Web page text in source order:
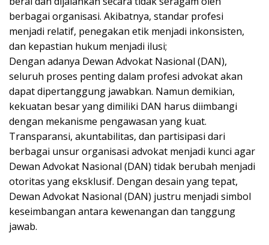
berbagai organisasi. Akibatnya, standar profesi
menjadi relatif, penegakan etik menjadi inkonsisten,
dan kepastian hukum menjadi ilusi;
Dengan adanya Dewan Advokat Nasional (DAN),
seluruh proses penting dalam profesi advokat akan
dapat dipertanggung jawabkan. Namun demikian,
kekuatan besar yang dimiliki DAN harus diimbangi
dengan mekanisme pengawasan yang kuat.
Transparansi, akuntabilitas, dan partisipasi dari
berbagai unsur organisasi advokat menjadi kunci agar
Dewan Advokat Nasional (DAN) tidak berubah menjadi
otoritas yang eksklusif. Dengan desain yang tepat,
Dewan Advokat Nasional (DAN) justru menjadi simbol
keseimbangan antara kewenangan dan tanggung
jawab.